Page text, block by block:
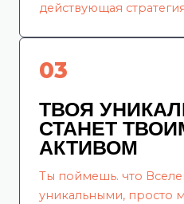
действующая
03
ТВОЯ
СТАНЕТ
АКТИВОМ
Ты поймешь. что
уникальными, просто